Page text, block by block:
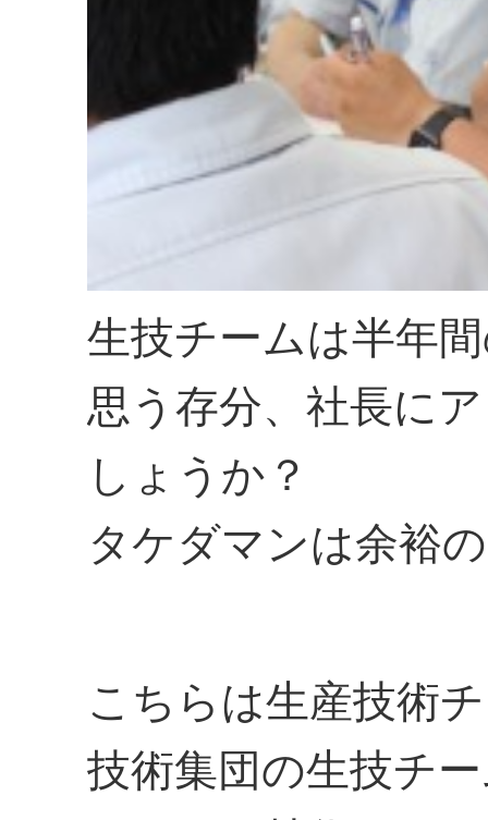
生技チームは半年
思う存分、社長に
しょうか？
タケダマンは余裕
こちらは生産技術
技術集団の生技チ